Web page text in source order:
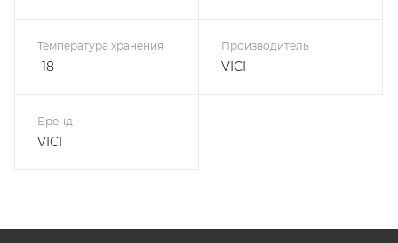
Температура хранения
-18
Производитель
VICI
Бренд
VICI